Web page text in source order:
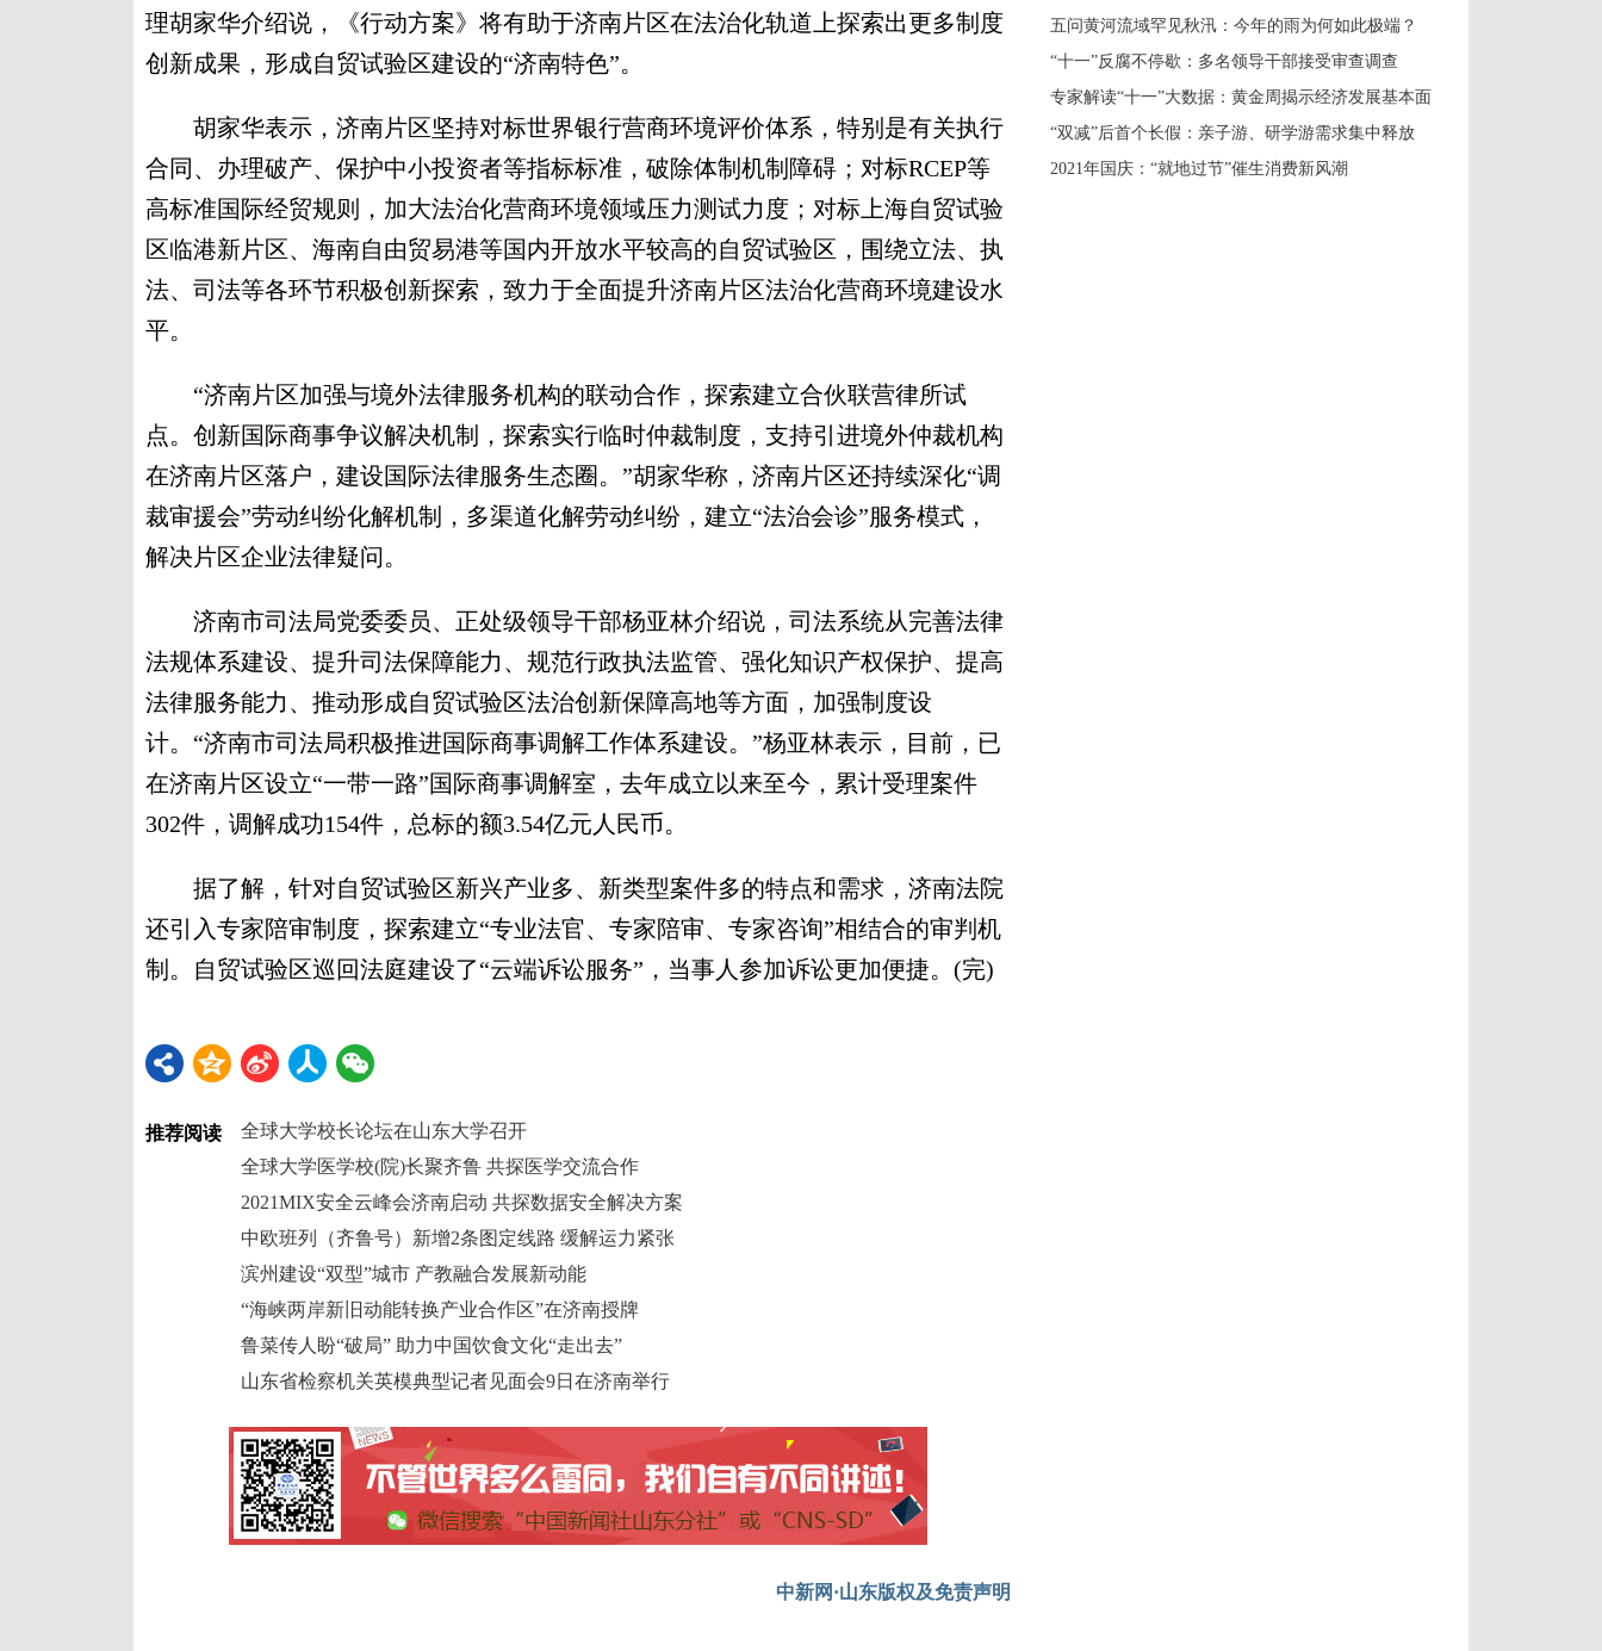
理胡家华介绍说，《行动方案》将有助于济南片区在法治化轨道上探索出更多制度
创新成果，形成自贸试验区建设的“济南特色”。
胡家华表示，济南片区坚持对标世界银行营商环境评价体系，特别是有关执行
合同、办理破产、保护中小投资者等指标标准，破除体制机制障碍；对标RCEP等
高标准国际经贸规则，加大法治化营商环境领域压力测试力度；对标上海自贸试验
区临港新片区、海南自由贸易港等国内开放水平较高的自贸试验区，围绕立法、执
法、司法等各环节积极创新探索，致力于全面提升济南片区法治化营商环境建设水
平。
“济南片区加强与境外法律服务机构的联动合作，探索建立合伙联营律所试
点。创新国际商事争议解决机制，探索实行临时仲裁制度，支持引进境外仲裁机构
在济南片区落户，建设国际法律服务生态圈。”胡家华称，济南片区还持续深化“调
裁审援会”劳动纠纷化解机制，多渠道化解劳动纠纷，建立“法治会诊”服务模式，
解决片区企业法律疑问。
济南市司法局党委委员、正处级领导干部杨亚林介绍说，司法系统从完善法律
法规体系建设、提升司法保障能力、规范行政执法监管、强化知识产权保护、提高
法律服务能力、推动形成自贸试验区法治创新保障高地等方面，加强制度设
计。“济南市司法局积极推进国际商事调解工作体系建设。”杨亚林表示，目前，已
在济南片区设立“一带一路”国际商事调解室，去年成立以来至今，累计受理案件
302件，调解成功154件，总标的额3.54亿元人民币。
据了解，针对自贸试验区新兴产业多、新类型案件多的特点和需求，济南法院
还引入专家陪审制度，探索建立“专业法官、专家陪审、专家咨询”相结合的审判机
制。自贸试验区巡回法庭建设了“云端诉讼服务”，当事人参加诉讼更加便捷。(完)
推荐阅读
全球大学校长论坛在山东大学召开
全球大学医学校(院)长聚齐鲁 共探医学交流合作
2021MIX安全云峰会济南启动 共探数据安全解决方案
中欧班列（齐鲁号）新增2条图定线路 缓解运力紧张
滨州建设“双型”城市 产教融合发展新动能
“海峡两岸新旧动能转换产业合作区”在济南授牌
鲁菜传人盼“破局” 助力中国饮食文化“走出去”
山东省检察机关英模典型记者见面会9日在济南举行
中新网·山东版权及免责声明
五问黄河流域罕见秋汛：今年的雨为何如此极端？
“十一”反腐不停歇：多名领导干部接受审查调查
专家解读“十一”大数据：黄金周揭示经济发展基本面
“双减”后首个长假：亲子游、研学游需求集中释放
2021年国庆：“就地过节”催生消费新风潮